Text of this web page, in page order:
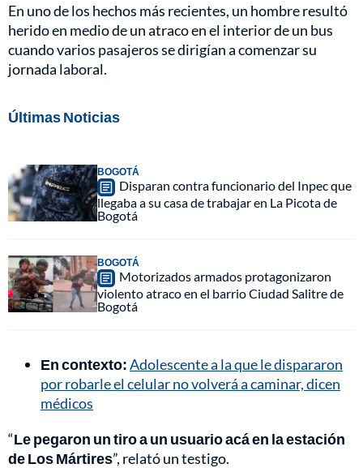
En uno de los hechos más recientes, un hombre resultó
herido en medio de un atraco en el interior de un bus
cuando varios pasajeros se dirigían a comenzar su
jornada laboral.
Últimas Noticias
BOGOTÁ
Disparan contra funcionario del Inpec que
llegaba a su casa de trabajar en La Picota de
Bogotá
BOGOTÁ
Motorizados armados protagonizaron
violento atraco en el barrio Ciudad Salitre de
Bogotá
En contexto:Adolescente a la que le dispararon
por robarle el celular no volverá a caminar, dicen
médicos
“Le pegaron un tiro a un usuario acá en la estación
de Los Mártires”, relató un testigo.